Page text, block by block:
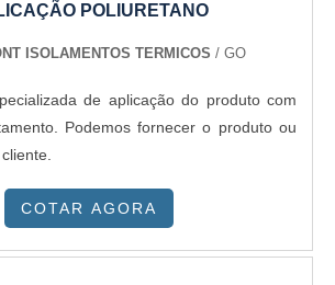
POLIURETANO
ISOLAMENTOS TERMICOS / GO
de aplicação do produto com
Podemos fornecer o produto ou
COTAR AGORA